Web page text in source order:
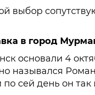
выбор
в город
основали 4
назывался
сей день он так